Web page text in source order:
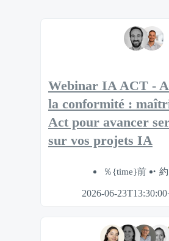
Webinar IA ACT -
la conformité :
Act pour avancer
sur vos projets IA
％{time}前
2026-06-